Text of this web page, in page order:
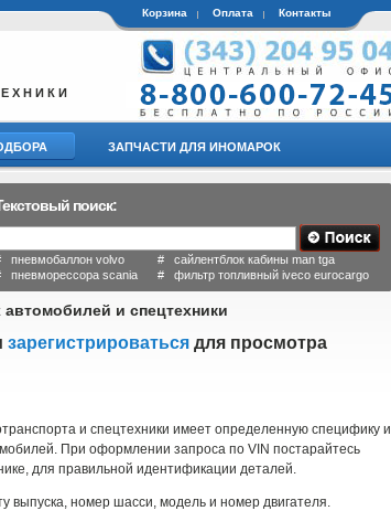
Корзина Оплата Контакты
ЗАПЧАСТИ ДЛЯ ИНОМАРОК
поиск:
пневмобаллон volvo # сайлентблок кабины man tga
пневморессора scania # фильтр топливный iveco eurocargo
и спецтехники
зарегистрироваться для просмотра
и спецтехники имеет определенную специфику и
При оформлении запроса по VIN постарайтесь
для правильной идентификации деталей.
выпуска, номер шасси, модель и номер двигателя.